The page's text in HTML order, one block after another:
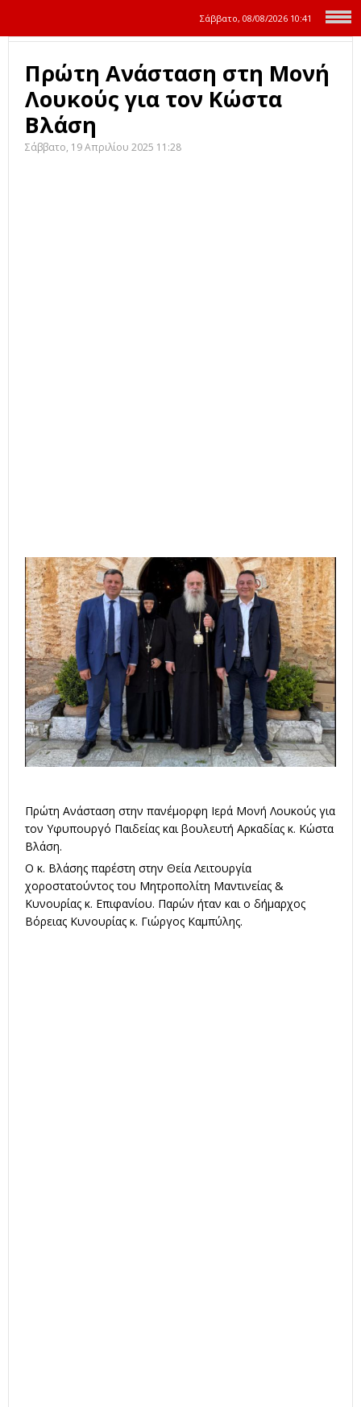
Σάββατο, 08/08/2026 10:41
Πρώτη Ανάσταση στη Μονή
Λουκούς για τον Κώστα
Βλάση
Σάββατο, 19 Απριλίου 2025 11:28
Πρώτη Ανάσταση στην πανέμορφη Ιερά Μονή Λουκούς για
τον Υφυπουργό Παιδείας και βουλευτή Αρκαδίας κ. Κώστα
Βλάση.
Ο κ. Βλάσης παρέστη στην Θεία Λειτουργία
χοροστατούντος του Μητροπολίτη Μαντινείας &
Κυνουρίας κ. Επιφανίου. Παρών ήταν και ο δήμαρχος
Βόρειας Κυνουρίας κ. Γιώργος Καμπύλης.